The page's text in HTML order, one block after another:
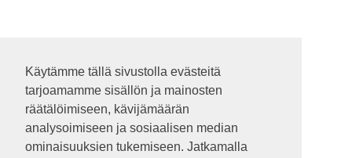
Käytämme tällä sivustolla evästeitä
tarjoamamme sisällön ja mainosten
räätälöimiseen, kävijämäärän
analysoimiseen ja sosiaalisen median
ominaisuuksien tukemiseen. Jatkamalla
Käytämme tällä sivustolla evästeitä
tarjoamamme sisällön ja mainosten
räätälöimiseen, kävijämäärän
analysoimiseen ja sosiaalisen median
ominaisuuksien tukemiseen. Jatkamalla